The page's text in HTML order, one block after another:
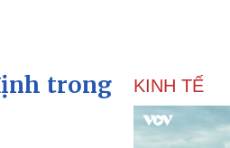
trong
KINH TẾ